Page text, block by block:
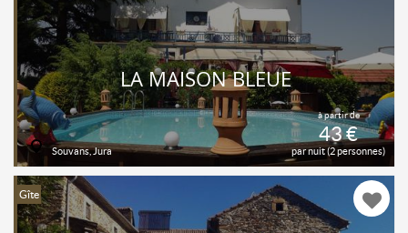
à partir de
43 €
par nuit (2 personnes)
LA MAISON BLEUE
Souvans, Jura
Gîte